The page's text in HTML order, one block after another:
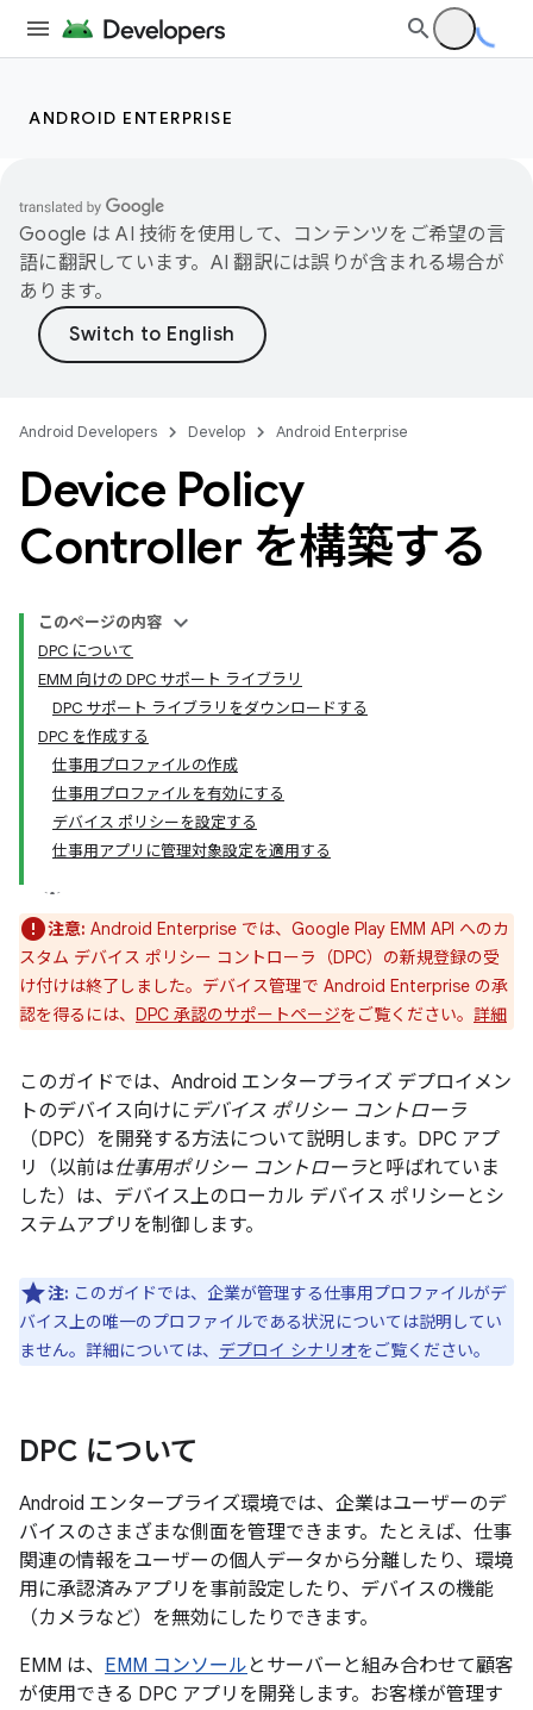
ANDROID ENTERPRISE
Google は AI 技術を使用して、コンテンツをご希望の言
語に翻訳しています。AI 翻訳には誤りが含まれる場合が
あります。
Android Developers Develop Android Enterprise
Device Policy
Controller を構築する
このページの内容
DPC について
EMM 向けの DPC サポート ライブラリ
DPC サポート ライブラリをダウンロードする
DPC を作成する
仕事用プロファイルの作成
仕事用プロファイルを有効にする
デバイス ポリシーを設定する
仕事用アプリに管理対象設定を適用する
注意: Android Enterprise では、Google Play EMM API へのカ
スタム デバイス ポリシー コントローラ（DPC）の新規登録の受
け付けは終了しました。デバイス管理で Android Enterprise の承
認を得るには、 DPC 承認のサポートページをご覧ください。 詳細
このガイドでは、Android エンタープライズ デプロイメン
トのデバイス向けに デバイス ポリシー コントローラ
（DPC）を開発する方法について説明します。DPC アプ
リ（以前は仕事用ポリシー コントローラと呼ばれていま
した）は、デバイス上のローカル デバイス ポリシーとシ
ステムアプリを制御します。
注: このガイドでは、企業が管理する仕事用プロファイルがデ
バイス上の唯一のプロファイルである状況については説明してい
ません。詳細については、 デプロイ シナリオをご覧ください。
DPC について
Android エンタープライズ環境では、企業はユーザーのデ
バイスのさまざまな側面を管理できます。たとえば、仕事
関連の情報をユーザーの個人データから分離したり、環境
用に承認済みアプリを事前設定したり、デバイスの機能
（カメラなど）を無効にしたりできます。
EMM は、 EMM コンソール とサーバーと組み合わせて顧客
が使用できる DPC アプリを開発します。お客様が管理す